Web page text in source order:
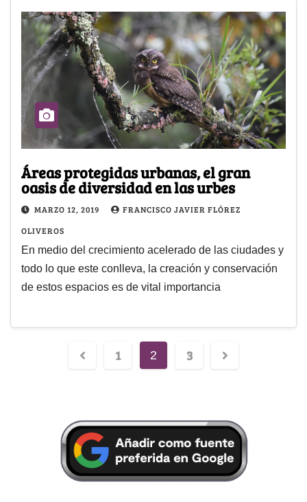
Áreas protegidas urbanas, el gran
oasis de diversidad en las urbes
MARZO 12, 2019
FRANCISCO JAVIER FLÓREZ
OLIVEROS
En medio del crecimiento acelerado de las ciudades y
todo lo que este conlleva, la creación y conservación
de estos espacios es de vital importancia
1 2 3